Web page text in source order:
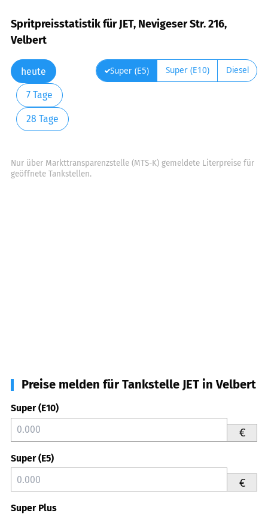
Spritpreisstatistik für JET, Nevigeser Str. 216,
Velbert
heute
7 Tage
28 Tage
Super (E5) Super (E10) Diesel
Nur über Markttransparenzstelle (MTS-K) gemeldete Literpreise für
geöffnete Tankstellen.
Preise melden für Tankstelle JET in Velbert
Super (E10)
€
Super (E5)
€
Super Plus